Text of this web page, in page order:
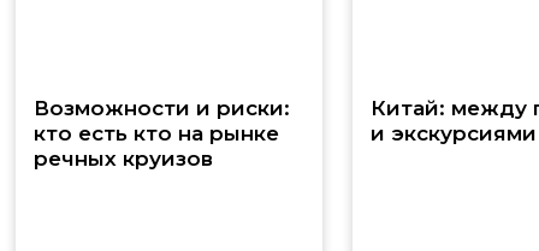
Возможности и риски:
кто есть кто на рынке
речных круизов
Китай: между
и экскурсиями